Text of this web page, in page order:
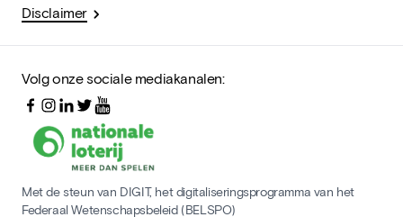
Disclaimer
Volg onze sociale mediakanalen:
Met de steun van DIGIT, het digitaliseringsprogramma van het
Federaal Wetenschapsbeleid (BELSPO)